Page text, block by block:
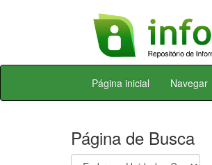
Skip
Página inicial Navegar
Página de Busca